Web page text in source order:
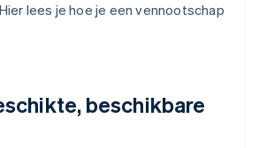
lees je hoe je een vennootschap
beschikbare